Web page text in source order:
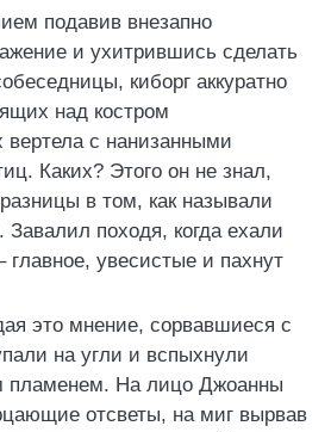
подавив внезапно
и ухитрившись сделать
киборг аккуратно
над костром
с нанизанными
Каких? Этого он не знал,
в том, как называли
Завалил походя, когда ехали
главное, увесистые и пахнут
это мнение, сорвавшиеся с
на угли и вспыхнули
пламенем. На лицо Джоанны
отсветы, на миг вырвав